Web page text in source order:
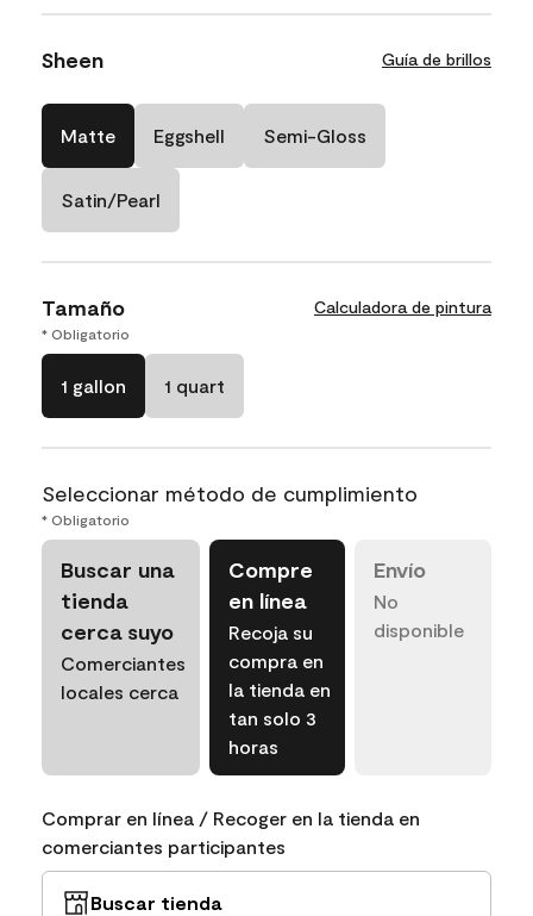
Sheen Guía de brillos
Matte Eggshell Semi-Gloss
Satin/Pearl
Tamaño Calculadora de pintura
* Obligatorio
1 gallon 1 quart
Seleccionar método de cumplimiento
* Obligatorio
Buscar una
tienda
cerca suyo
Comerciantes
locales cerca
Compre
en línea
Recoja su
compra en
la tienda en
tan solo 3
horas
Envío
No
disponible
Comprar en línea / Recoger en la tienda en
comerciantes participantes
Buscar tienda